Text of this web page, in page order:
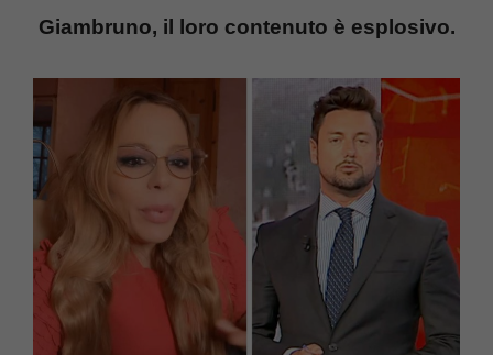
Giambruno, il loro contenuto è esplosivo.